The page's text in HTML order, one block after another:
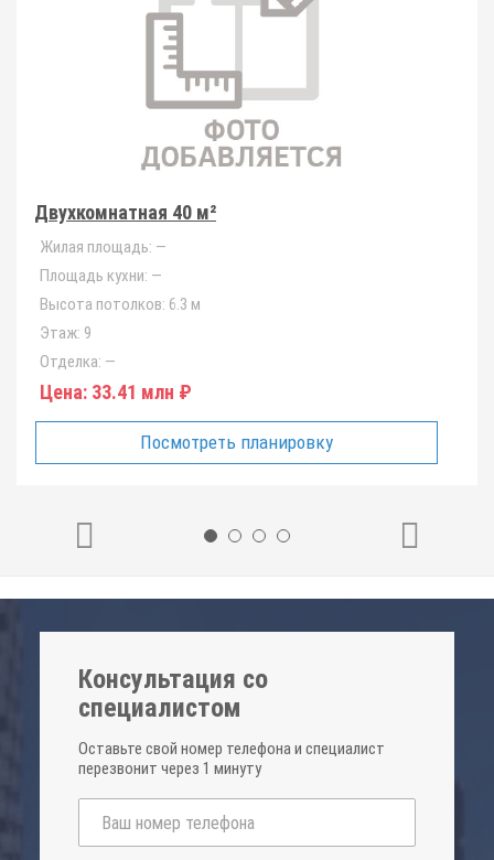
Двухкомнатная 40 м²
Жилая площадь: —
Площадь кухни: —
Высота потолков: 6.3 м
Этаж: 9
Отделка: —
Цена: 33.41 млн ₽
Посмотреть планировку
Консультация со
специалистом
Оставьте свой номер телефона и специалист
перезвонит через 1 минуту